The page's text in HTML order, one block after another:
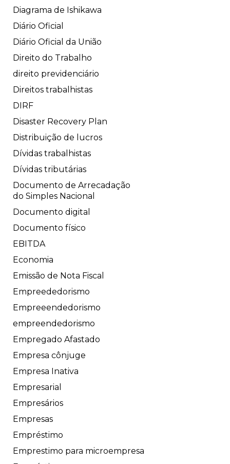
Diagrama de Ishikawa
Diário Oficial
Diário Oficial da União
Direito do Trabalho
direito previdenciário
Direitos trabalhistas
DIRF
Disaster Recovery Plan
Distribuição de lucros
Dívidas trabalhistas
Dívidas tributárias
Documento de Arrecadação
do Simples Nacional
Documento digital
Documento físico
EBITDA
Economia
Emissão de Nota Fiscal
Empreededorismo
Empreeendedorismo
empreendedorismo
Empregado Afastado
Empresa cônjuge
Empresa Inativa
Empresarial
Empresários
Empresas
Empréstimo
Emprestimo para microempresa